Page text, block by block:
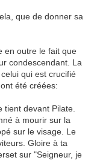
que de donner sa
en outre le fait que
condescendant La
celui qui est crucifié
été créées:
tient devant Pilate
à mourir sur la
sur le visage. Le
Gloire à ta
sur ​​"Seigneur, je